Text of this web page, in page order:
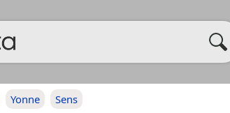
Yonne Sens